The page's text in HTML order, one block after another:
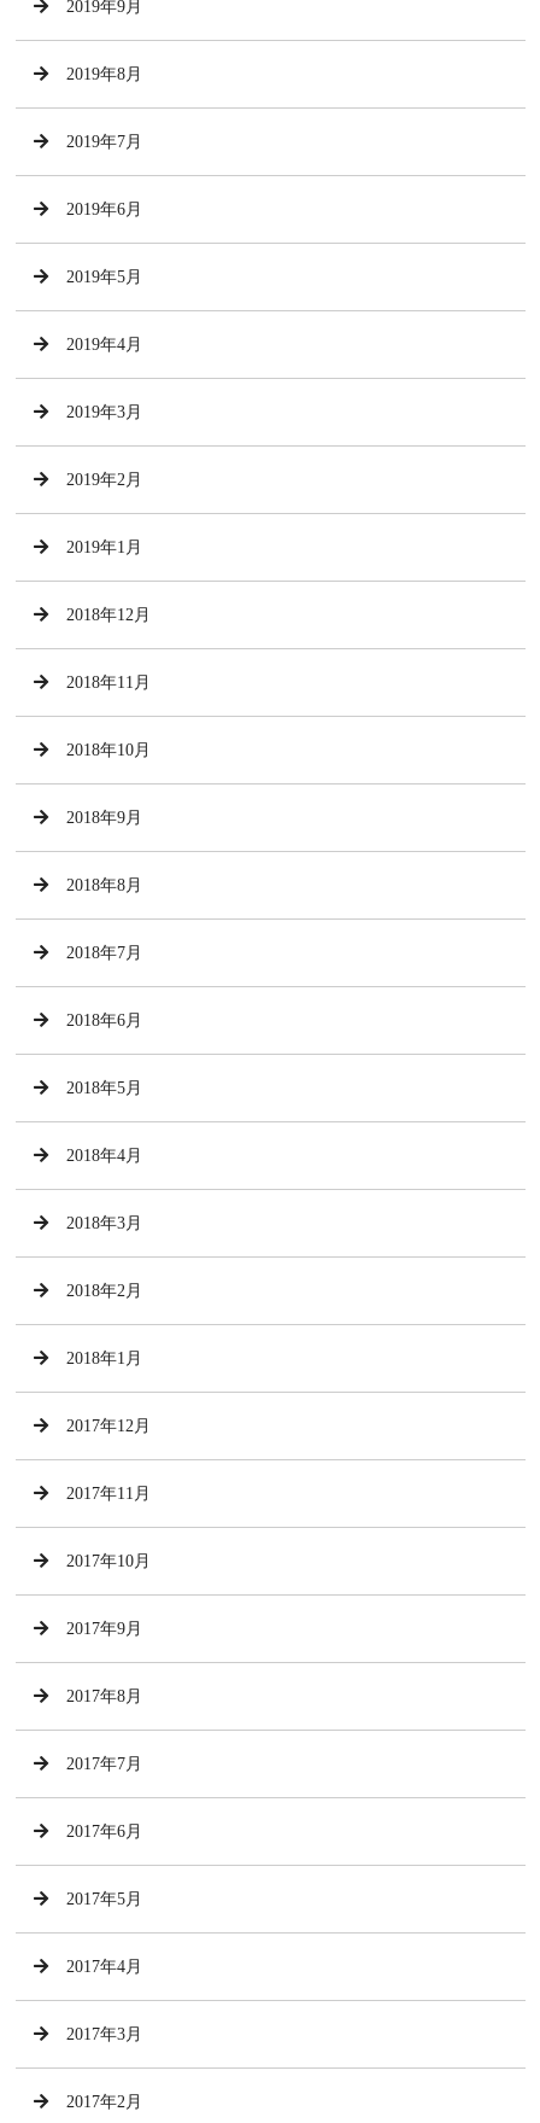
2019年9月
2019年8月
2019年7月
2019年6月
2019年5月
2019年4月
2019年3月
2019年2月
2019年1月
2018年12月
2018年11月
2018年10月
2018年9月
2018年8月
2018年7月
2018年6月
2018年5月
2018年4月
2018年3月
2018年2月
2018年1月
2017年12月
2017年11月
2017年10月
2017年9月
2017年8月
2017年7月
2017年6月
2017年5月
2017年4月
2017年3月
2017年2月